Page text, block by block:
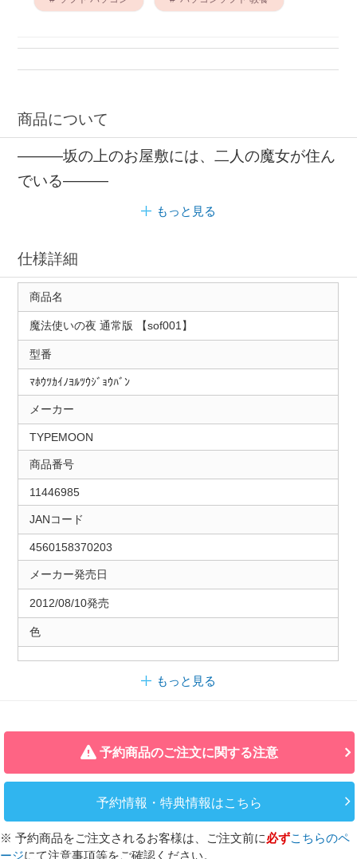
商品について
―――坂の上のお屋敷には、二人の魔女が住ん
でいる―――
もっと見る
仕様詳細
商品名
魔法使いの夜 通常版 【sof001】
型番
ﾏﾎｳﾂｶｲﾉﾖﾙﾂｳｼﾞｮｳﾊﾞﾝ
メーカー
TYPEMOON
商品番号
11446985
JANコード
4560158370203
メーカー発売日
2012/08/10発売
色
もっと見る
予約商品のご注文に関する注意
予約情報・特典情報はこちら
※ 予約商品をご注文されるお客様は、ご注文前に必ずこちらのペ
ージにて注意事項等をご確認ください。